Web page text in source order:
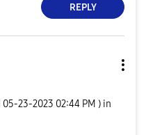
REPLY
‎05-23-2023 02:44 PM ) in